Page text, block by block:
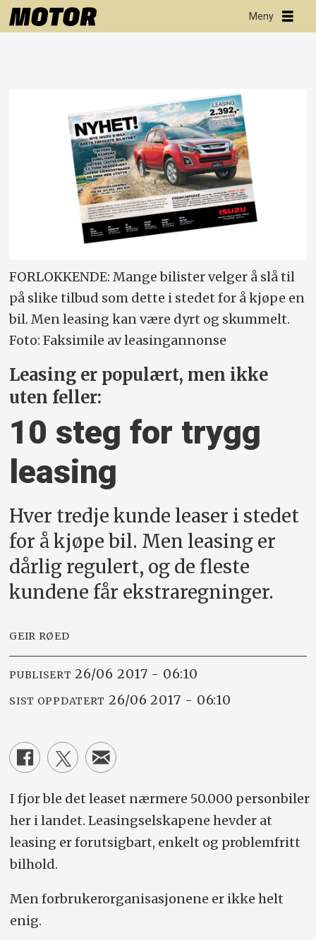
FORLOKKENDE: Mange bilister velger å slå til
på slike tilbud som dette i stedet for å kjøpe en
bil. Men leasing kan være dyrt og skummelt.
Foto: Faksimile av leasingannonse
Leasing er populært, men ikke
uten feller:
10 steg for trygg
leasing
Hver tredje kunde leaser i stedet
for å kjøpe bil. Men leasing er
dårlig regulert, og de fleste
kundene får ekstraregninger.
GEIR RØED
PUBLISERT 26/06 2017 - 06:10
SIST OPPDATERT 26/06 2017 - 06:10
I fjor ble det leaset nærmere 50.000 personbiler
her i landet. Leasingselskapene hevder at
leasing er forutsigbart, enkelt og problemfritt
bilhold.
Men forbrukerorganisasjonene er ikke helt
enig.